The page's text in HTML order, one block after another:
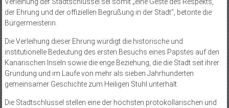
der Ehrung und der offiziellen Begrüßung in der Stadt“, betonte die
Bürgermeisterin.
Die Verleihung dieser Ehrung würdigt die historische und
institutionelle Bedeutung des ersten Besuchs eines Papstes auf den
Kanarischen Inseln sowie die enge Beziehung, die die Stadt seit ihrer
Gründung und im Laufe von mehr als sieben Jahrhunderten
gemeinsamer Geschichte zum Heiligen Stuhl unterhält.
Die Stadtschlüssel stellen eine der höchsten protokollarischen und